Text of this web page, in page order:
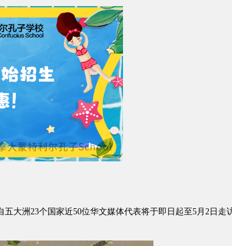
大洲23个国家近50位华文媒体代表将于即日起至5月2日走